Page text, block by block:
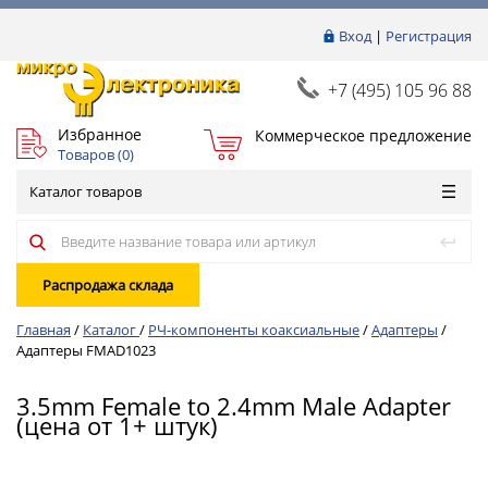
Вход| Регистрация
+7 (495) 105 96 88
Избранное
Товаров (0)
Коммерческое предложение
Каталог товаров
Распродажа склада
Главная / Каталог/ РЧ-компоненты коаксиальные/Адаптеры /
Адаптеры FMAD1023
3.5mm Female to 2.4mm Male Adapter
(цена от 1+ штук)